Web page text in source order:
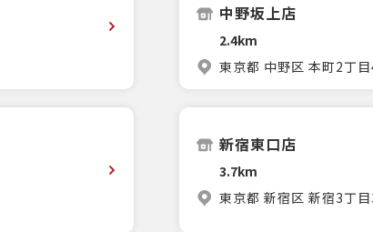
中野坂上店
2.4km
東京都 中野区 本町2丁
新宿東口店
3.7km
東京都 新宿区 新宿3丁